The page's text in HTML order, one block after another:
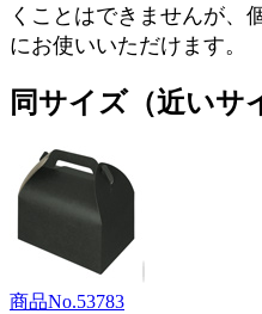
くことはできませんが、
にお使いいただけます。
同サイズ（近いサ
商品No.53783